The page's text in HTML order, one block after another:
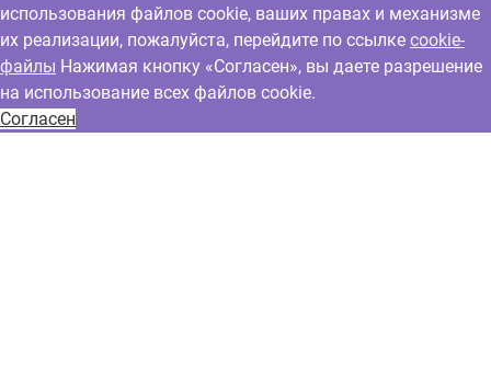
использования файлов cookie, ваших правах и механизме
их реализации, пожалуйста, перейдите по ссылке cookie-
файлы Нажимая кнопку «Согласен», вы даете разрешение
на использование всех файлов cookie.
Согласен